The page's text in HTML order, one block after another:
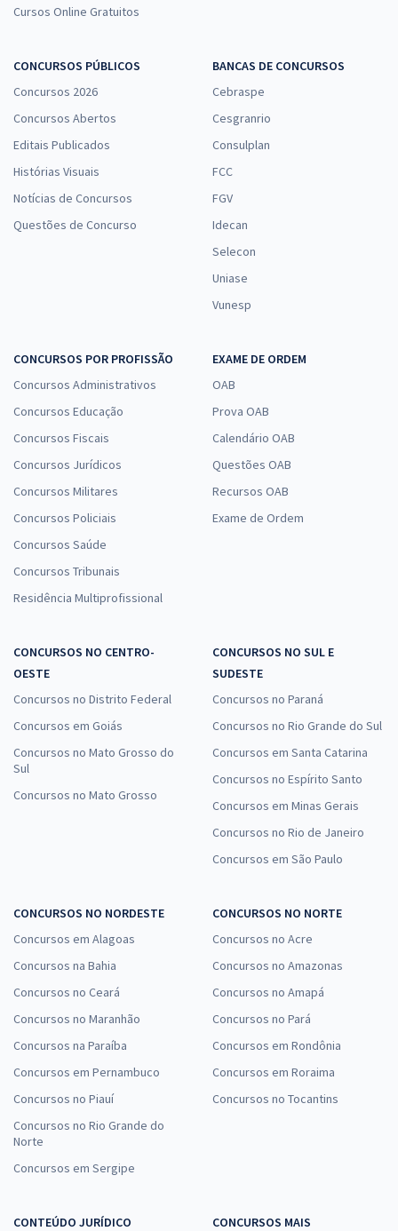
Cursos Online Gratuitos
CONCURSOS PÚBLICOS
Concursos 2026
Concursos Abertos
Editais Publicados
Histórias Visuais
Notícias de Concursos
Questões de Concurso
BANCAS DE CONCURSOS
Cebraspe
Cesgranrio
Consulplan
FCC
FGV
Idecan
Selecon
Uniase
Vunesp
CONCURSOS POR PROFISSÃO
Concursos Administrativos
Concursos Educação
Concursos Fiscais
Concursos Jurídicos
Concursos Militares
Concursos Policiais
Concursos Saúde
Concursos Tribunais
Residência Multiprofissional
EXAME DE ORDEM
OAB
Prova OAB
Calendário OAB
Questões OAB
Recursos OAB
Exame de Ordem
CONCURSOS NO CENTRO-
OESTE
Concursos no Distrito Federal
Concursos em Goiás
Concursos no Mato Grosso do
Sul
Concursos no Mato Grosso
CONCURSOS NO SUL E
SUDESTE
Concursos no Paraná
Concursos no Rio Grande do Sul
Concursos em Santa Catarina
Concursos no Espírito Santo
Concursos em Minas Gerais
Concursos no Rio de Janeiro
Concursos em São Paulo
CONCURSOS NO NORDESTE
Concursos em Alagoas
Concursos na Bahia
Concursos no Ceará
Concursos no Maranhão
Concursos na Paraíba
Concursos em Pernambuco
Concursos no Piauí
Concursos no Rio Grande do
Norte
Concursos em Sergipe
CONCURSOS NO NORTE
Concursos no Acre
Concursos no Amazonas
Concursos no Amapá
Concursos no Pará
Concursos em Rondônia
Concursos em Roraima
Concursos no Tocantins
CONTEÚDO JURÍDICO
CONCURSOS MAIS